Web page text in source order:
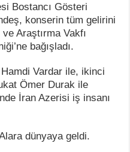
Bostancı Gösteri
konserin tüm gelirini
Araştırma Vakfı
bağışladı.
Vardar ile, ikinci
Ömer Durak ile
İran Azerisi iş insanı
dünyaya geldi.